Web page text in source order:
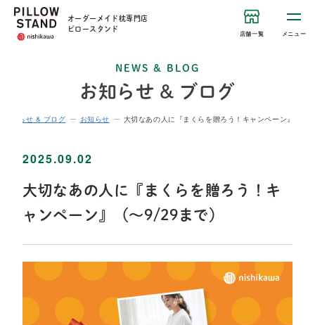
オーダーメイド枕専門店
ピロースタンド
店舗一覧 メニュー
NEWS & BLOG
お知らせ & ブログ
お知らせ & ブログ お知らせ 大切なあの人に『まくらを贈ろう！キャンペーン』（～
2025.09.02
大切なあの人に『まくらを贈ろう！キ
ャンペーン』（～9/29まで）